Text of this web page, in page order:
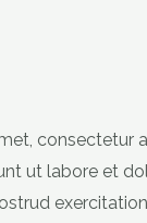
consectetur
ut labore et